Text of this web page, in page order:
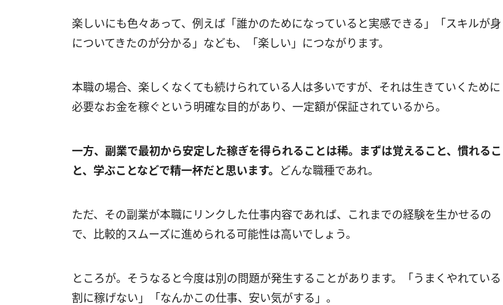
楽しいにも色々あって、例えば「誰かのためになっていると実感できる」「スキルが身
についてきたのが分かる」なども、「楽しい」につながります。
本職の場合、楽しくなくても続けられている人は多いですが、それは生きていくために
必要なお金を稼ぐという明確な目的があり、一定額が保証されているから。
一方、副業で最初から安定した稼ぎを得られることは稀。まずは覚えること、慣れるこ
と、学ぶことなどで精一杯だと思います。 どんな職種であれ。
ただ、その副業が本職にリンクした仕事内容であれば、これまでの経験を生かせるの
で、比較的スムーズに進められる可能性は高いでしょう。
ところが。そうなると今度は別の問題が発生することがあります。「うまくやれている
割に稼げない」「なんかこの仕事、安い気がする」。